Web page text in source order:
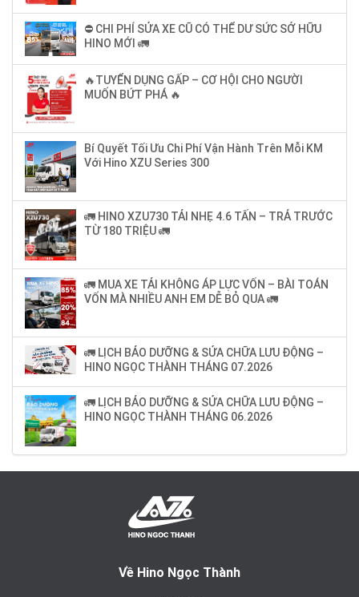
⛔ CHI PHÍ SỬA XE CŨ CÓ THỂ DƯ SỨC SỞ HỮU
HINO MỚI 🚛
🔥TUYỂN DỤNG GẤP – CƠ HỘI CHO NGƯỜI
MUỐN BỨT PHÁ 🔥
Bí Quyết Tối Ưu Chi Phí Vận Hành Trên Mỗi KM
Với Hino XZU Series 300
🚛 HINO XZU730 TẢI NHẸ 4.6 TẤN – TRẢ TRƯỚC
TỪ 180 TRIỆU 🚛
🚛 MUA XE TẢI KHÔNG ÁP LỰC VỐN – BÀI TOÁN
VỐN MÀ NHIỀU ANH EM DỄ BỎ QUA 🚛
🚛 LỊCH BẢO DƯỠNG & SỬA CHỮA LƯU ĐỘNG –
HINO NGỌC THÀNH THÁNG 07.2026
🚛 LỊCH BẢO DƯỠNG & SỬA CHỮA LƯU ĐỘNG –
HINO NGỌC THÀNH THÁNG 06.2026
Về Hino Ngọc Thành